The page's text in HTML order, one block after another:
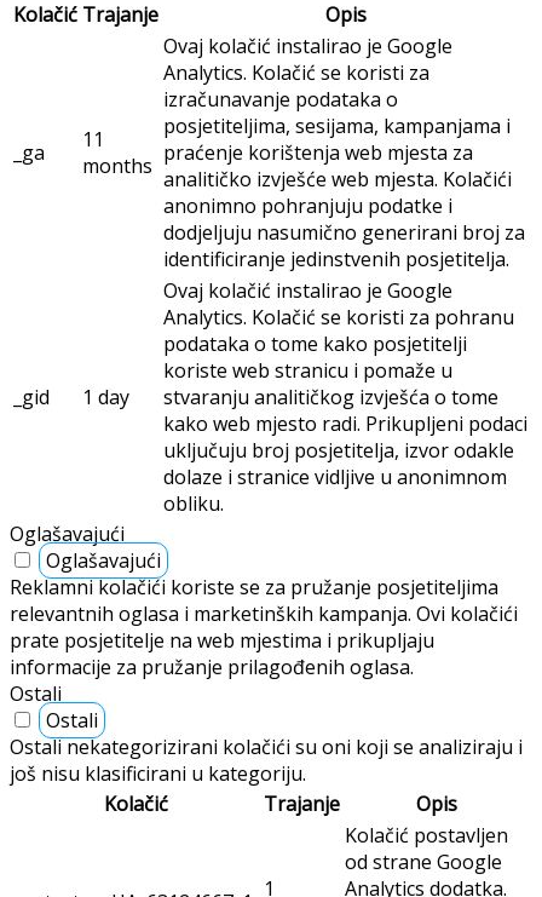
Kolačić Trajanje Opis
_ga
11
months
Ovaj kolačić instalirao je Google
Analytics. Kolačić se koristi za
izračunavanje podataka o
posjetiteljima, sesijama, kampanjama i
praćenje korištenja web mjesta za
analitičko izvješće web mjesta. Kolačići
anonimno pohranjuju podatke i
dodjeljuju nasumično generirani broj za
identificiranje jedinstvenih posjetitelja.
_gid 1 day
Ovaj kolačić instalirao je Google
Analytics. Kolačić se koristi za pohranu
podataka o tome kako posjetitelji
koriste web stranicu i pomaže u
stvaranju analitičkog izvješća o tome
kako web mjesto radi. Prikupljeni podaci
uključuju broj posjetitelja, izvor odakle
dolaze i stranice vidljive u anonimnom
obliku.
Oglašavajući
Oglašavajući
Reklamni kolačići koriste se za pružanje posjetiteljima
relevantnih oglasa i marketinških kampanja. Ovi kolačići
prate posjetitelje na web mjestima i prikupljaju
informacije za pružanje prilagođenih oglasa.
Ostali
Ostali
Ostali nekategorizirani kolačići su oni koji se analiziraju i
još nisu klasificirani u kategoriju.
Kolačić
Trajanje Opis
1
Kolačić postavljen
od strane Google
Analytics dodatka.